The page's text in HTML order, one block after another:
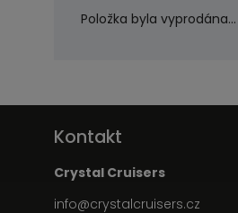
Položka byla vyprodána…
Kontakt
Crystal Cruisers
info@crystalcruisers.cz